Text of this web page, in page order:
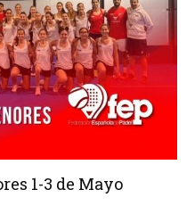
1-3 de Mayo